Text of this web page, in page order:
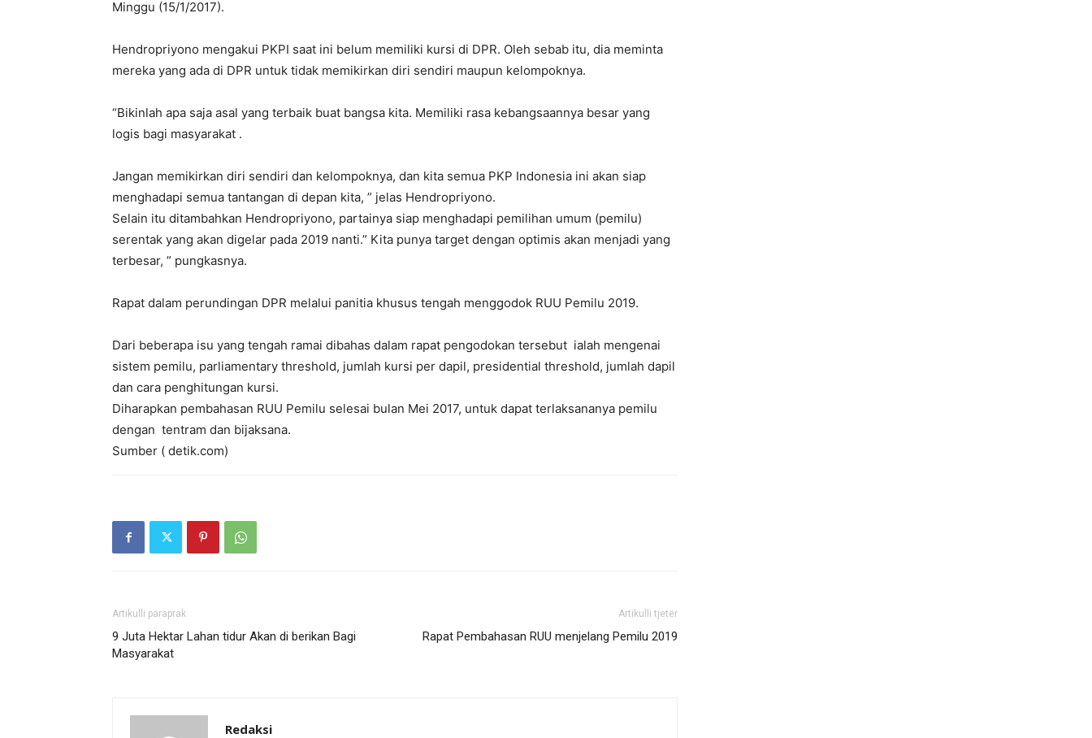
Minggu (15/1/2017).
Hendropriyono mengakui PKPI saat ini belum memiliki kursi di DPR. Oleh sebab itu, dia meminta
mereka yang ada di DPR untuk tidak memikirkan diri sendiri maupun kelompoknya.
“Bikinlah apa saja asal yang terbaik buat bangsa kita. Memiliki rasa kebangsaannya besar yang
logis bagi masyarakat .
Jangan memikirkan diri sendiri dan kelompoknya, dan kita semua PKP Indonesia ini akan siap
menghadapi semua tantangan di depan kita, ” jelas Hendropriyono.
Selain itu ditambahkan Hendropriyono, partainya siap menghadapi pemilihan umum (pemilu)
serentak yang akan digelar pada 2019 nanti.” Kita punya target dengan optimis akan menjadi yang
terbesar, ” pungkasnya.
Rapat dalam perundingan DPR melalui panitia khusus tengah menggodok RUU Pemilu 2019.
Dari beberapa isu yang tengah ramai dibahas dalam rapat pengodokan tersebut ialah mengenai
sistem pemilu, parliamentary threshold, jumlah kursi per dapil, presidential threshold, jumlah dapil
dan cara penghitungan kursi.
Diharapkan pembahasan RUU Pemilu selesai bulan Mei 2017, untuk dapat terlaksananya pemilu
dengan tentram dan bijaksana.
Sumber ( detik.com)
Artikulli paraprak
9 Juta Hektar Lahan tidur Akan di berikan Bagi
Masyarakat
Artikulli tjetër
Rapat Pembahasan RUU menjelang Pemilu 2019
Redaksi